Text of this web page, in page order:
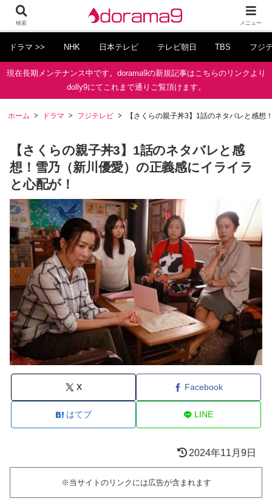
ドラマ >> NHK 日本テレビ テレビ朝日 TBS フジ
現在長期メンテナンス中です。dorama9の新規記事はこちらのリンクより
dolly9にてこれまで通りご覧頂けます。
ホーム ドラマ フジテレビ 【さくらの親子丼3】1話のネタバレと感
【さくらの親子丼3】1話のネタバレと感
想！雪乃（新川優愛）の正義感にイライラ
と心配が！
X Facebook
はてブ LINE
2024年11月9日
※当サイトのリンクには広告が含まれます
検索 メニュー